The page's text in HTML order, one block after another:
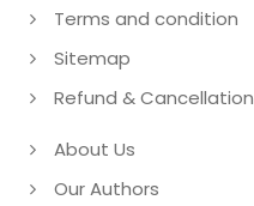
Terms and condition
Sitemap
Refund & Cancellation
About Us
Our Authors